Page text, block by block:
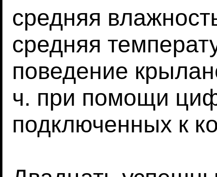
средняя
средняя
поведение
ч. при помощи
подключенных к